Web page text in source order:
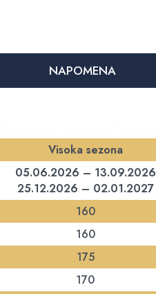
NAPOMENA
Visoka sezona
05.06.2026 – 13.09.2026
25.12.2026 – 02.01.2027
160
160
175
170